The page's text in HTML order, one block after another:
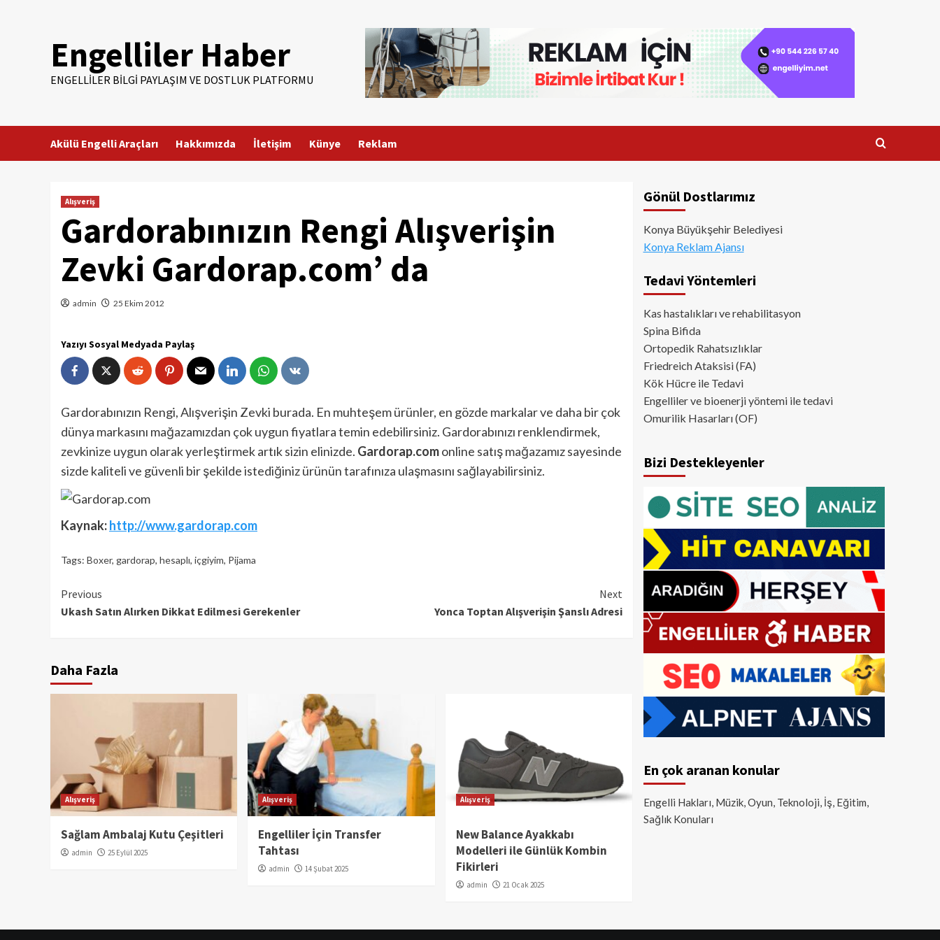
Engelliler Haber
ENGELLILER BILGI PAYLAŞIM VE DOSTLUK PLATFORMU
Akülü Engelli Araçları Hakkımızda İletişim Künye Reklam
Alışveriş
Gardorabınızın Rengi Alışverişin
Zevki Gardorap.com’ da
admin 25 Ekim 2012
Yazıyı Sosyal Medyada Paylaş
Gardorabınızın Rengi, Alışverişin Zevki burada. En muhteşem ürünler, en gözde markalar ve daha bir çok
dünya markasını mağazamızdan çok uygun fiyatlara temin edebilirsiniz. Gardorabınızı renklendirmek,
zevkinize uygun olarak yerleştirmek artık sizin elinizde. Gardorap.comonline satış mağazamız sayesinde
sizde kaliteli ve güvenli bir şekilde istediğiniz ürünün tarafınıza ulaşmasını sağlayabilirsiniz.
Kaynak:http://www.gardorap.com
Tags: Boxer, gardorap, hesaplı, içgiyim, Pijama
Continue
Reading
Previous
Ukash Satın Alırken Dikkat Edilmesi Gerekenler
Next
Yonca Toptan Alışverişin Şanslı Adresi
Daha Fazla
Alışveriş
Sağlam Ambalaj Kutu Çeşitleri
admin 25 Eylül 2025
Alışveriş
Engelliler İçin Transfer
Tahtası
admin 14 Şubat 2025
Alışveriş
New Balance Ayakkabı
Modelleri ile Günlük Kombin
Fikirleri
admin 21 Ocak 2025
Gönül Dostlarımız
Konya Büyükşehir Belediyesi
Konya Reklam Ajansı
Tedavi Yöntemleri
Kas hastalıkları ve rehabilitasyon
Spina Bifida
Ortopedik Rahatsızlıklar
Friedreich Ataksisi (FA)
Kök Hücre ile Tedavi
Engelliler ve bioenerji yöntemi ile tedavi
Omurilik Hasarları (OF)
Bizi Destekleyenler
En çok aranan konular
Engelli Hakları, Müzik, Oyun, Teknoloji, İş, Eğitim,
Sağlık Konuları